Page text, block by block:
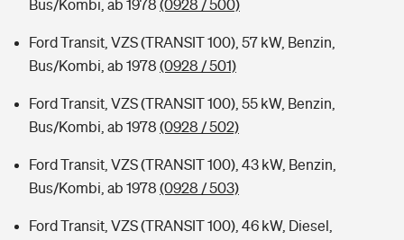
Bus/Kombi, ab 1978 (0928 / 500)
Ford Transit, VZS (TRANSIT 100), 57 kW, Benzin,
Bus/Kombi, ab 1978 (0928 / 501)
Ford Transit, VZS (TRANSIT 100), 55 kW, Benzin,
Bus/Kombi, ab 1978 (0928 / 502)
Ford Transit, VZS (TRANSIT 100), 43 kW, Benzin,
Bus/Kombi, ab 1978 (0928 / 503)
Ford Transit, VZS (TRANSIT 100), 46 kW, Diesel,